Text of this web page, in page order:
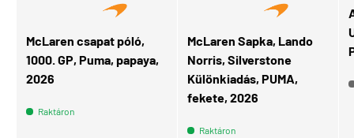
McLaren csapat póló,
1000. GP, Puma, papaya,
2026
Raktáron
McLaren Sapka, Lando
Norris, Silverstone
Különkiadás, PUMA,
fekete, 2026
Raktáron